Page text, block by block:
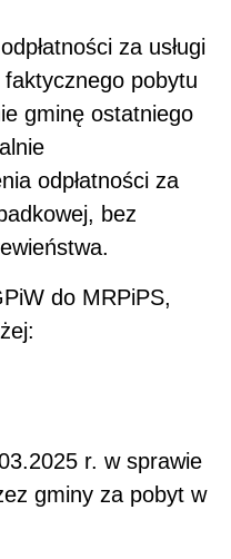
za usługi
faktycznego pobytu
gminę ostatniego
odpłatności za
bez
do MRPiPS,
r. w sprawie
gminy za pobyt w